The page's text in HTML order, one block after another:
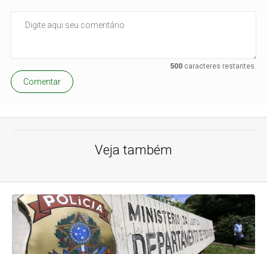
500caracteres restantes.
Comentar
Veja também